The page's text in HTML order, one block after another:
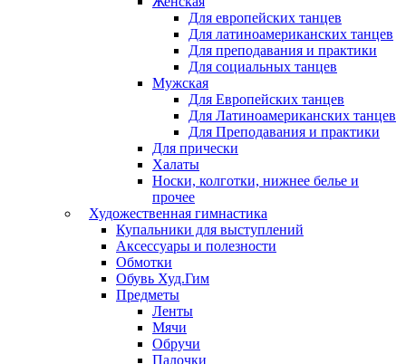
Для европейских танцев
Для латиноамериканских танцев
Для преподавания и практики
Для социальных танцев
Мужская
Для Европейских танцев
Для Латиноамериканских танцев
Для Преподавания и практики
Для прически
Халаты
Носки, колготки, нижнее белье и
прочее
Художественная гимнастика
Купальники для выступлений
Аксессуары и полезности
Обмотки
Обувь Худ.Гим
Предметы
Ленты
Мячи
Обручи
Палочки